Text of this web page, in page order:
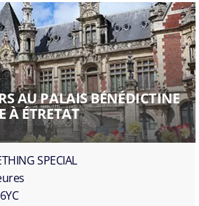
AU PALAIS BÉNÉDICTINE
À ÉTRETAT
SPECIAL